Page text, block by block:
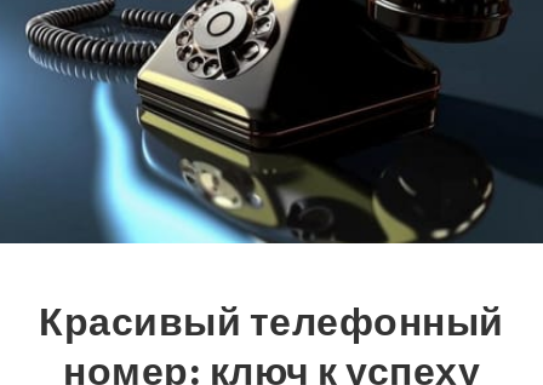
Красивый телефонный
номер: ключ к успеху